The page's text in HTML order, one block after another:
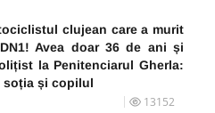
clujean care a murit
Avea doar 36 de ani și
la Penitenciarul Gherla:
soția și copilul
13152